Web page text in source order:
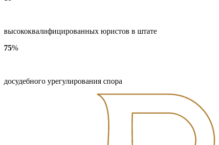
высококвалифицированных юристов в штате
75%
досудебного урегулирования спора